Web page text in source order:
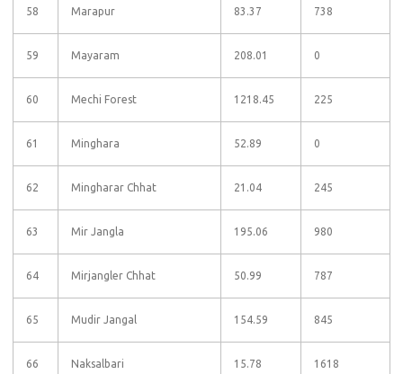
58 Marapur 83.37 738
59 Mayaram 208.01 0
60 Mechi Forest 1218.45 225
61 Minghara 52.89 0
62 Mingharar Chhat 21.04 245
63 Mir Jangla 195.06 980
64 Mirjangler Chhat 50.99 787
65 Mudir Jangal 154.59 845
66 Naksalbari 15.78 1618